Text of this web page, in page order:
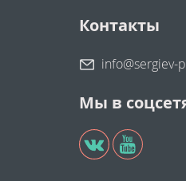
Контакты
info@sergiev-
Мы в